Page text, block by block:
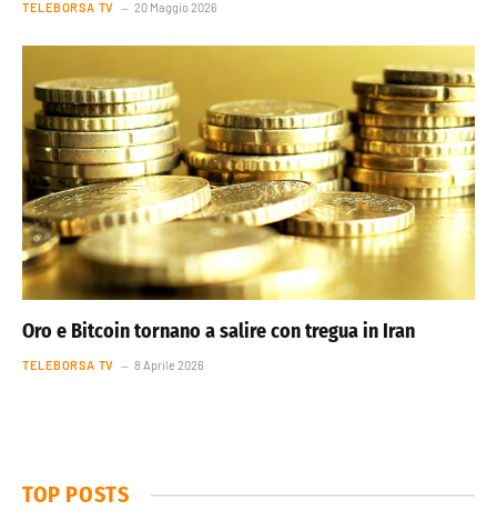
TELEBORSA TV 20 Maggio 2026
Oro e Bitcoin tornano a salire con tregua in Iran
TELEBORSA TV 8 Aprile 2026
TOP POSTS